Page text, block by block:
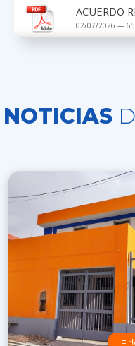
ACUERDO
02/07/2026 —
NOTICIAS
≡